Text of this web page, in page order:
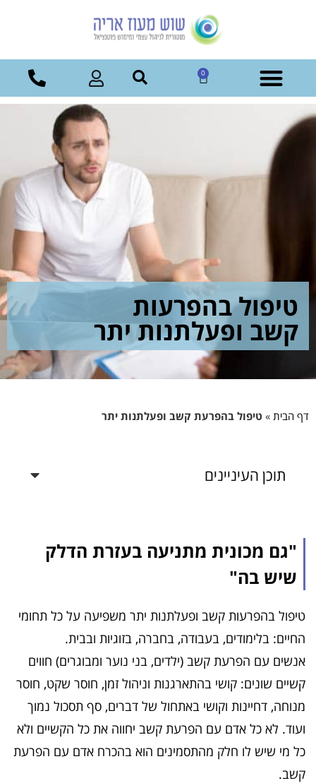
0
טיפול בהפרעות
קשב ופעלתנות יתר
דף הבית » טיפול בהפרעת קשב ופעלתנות יתר
תוכן העיניינים
"גם מכונית מתניעה בעזרת הדלק
שיש בה"
טיפול בהפרעות קשב ופעלתנות יתר משפיעה על כל תחומי
החיים: בלימודים, בעבודה, בחברה, בזוגיות ובבית.
אנשים עם הפרעת קשב (ילדים, בני נוער ומבוגרים) חווים
קשיים שונים: קושי בהתארגנות וניהול זמן, חוסר שקט, חוסר
מנוחה, דחיינות וקושי באתחול של דברים, סף תסכול נמוך
ועוד. לא כל אדם עם הפרעת קשב יחווה את כל הקשיים ולא
כל מי שיש לו חלק מהתסמינים הוא בהכרח אדם עם הפרעת
קשב.